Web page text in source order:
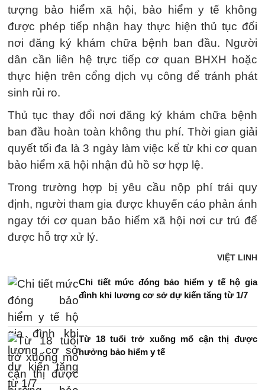
tượng bảo hiểm xã hội, bảo hiểm y tế không
được phép tiếp nhận hay thực hiện thủ tục đổi
nơi đăng ký khám chữa bệnh ban đầu. Người
dân cần liên hệ trực tiếp cơ quan BHXH hoặc
thực hiện trên cổng dịch vụ công để tránh phát
sinh rủi ro.
Thủ tục thay đổi nơi đăng ký khám chữa bệnh
ban đầu hoàn toàn không thu phí. Thời gian giải
quyết tối đa là 3 ngày làm việc kể từ khi cơ quan
bảo hiểm xã hội nhận đủ hồ sơ hợp lệ.
Trong trường hợp bị yêu cầu nộp phí trái quy
định, người tham gia được khuyến cáo phản ánh
ngay tới cơ quan bảo hiểm xã hội nơi cư trú để
được hỗ trợ xử lý.
VIỆT LINH
Chi tiết mức đóng bảo hiểm y tế hộ gia
đình khi lương cơ sở dự kiến tăng từ 1/7
Từ 18 tuổi trở xuống mổ cận thị được
hưởng bảo hiểm y tế